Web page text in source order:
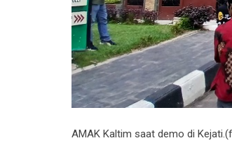
AMAK Kaltim saat demo di